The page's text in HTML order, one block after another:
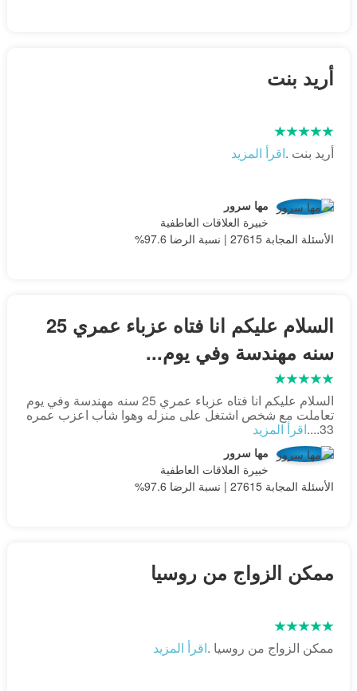
أريد بنت
أريد بنت .اقرأ المزيد
مها سرور
خبيرة العلاقات العاطفية
الأسئلة المجابة 27615 | نسبة الرضا 97.6%
السلام عليكم انا فتاه عزباء عمري 25
سنه مهندسة وفي يوم...
السلام عليكم انا فتاه عزباء عمري 25 سنه مهندسة وفي يوم
تعاملت مع شخص اشتغل على منزله وهوا شاب اعزب عمره
33.... اقرأ المزيد
مها سرور
خبيرة العلاقات العاطفية
الأسئلة المجابة 27615 | نسبة الرضا 97.6%
ممكن الزواج من روسيا
ممكن الزواج من روسيا .اقرأ المزيد